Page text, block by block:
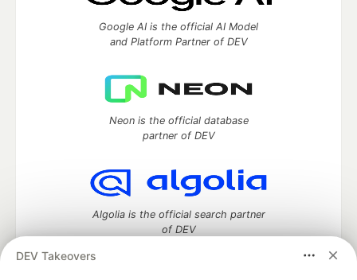
DEV Takeovers
Google AI is the official AI Model
and Platform Partner of DEV
Neon is the official database
partner of DEV
Algolia is the official search partner
of DEV